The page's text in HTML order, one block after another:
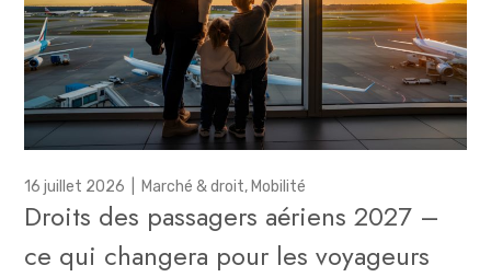
16 juillet 2026 Marché & droit,Mobilité
Droits des passagers aériens 2027 –
ce qui changera pour les voyageurs